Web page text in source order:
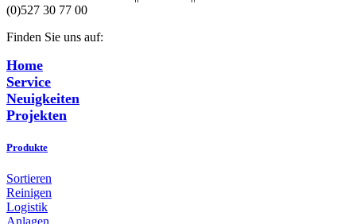
(0)527 30 77 00
Finden Sie uns auf:
Facebook
page
opens
in
new
X
page
opens
in
new
YouTube
page
opens
in
new
Linkedin
page
opens
in
new
Home
Service
Neuigkeiten
Projekten
Produkte
Sortieren
Reinigen
Logistik